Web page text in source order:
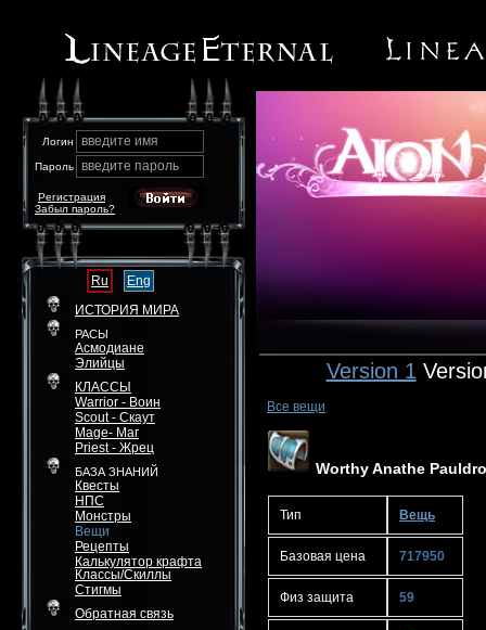
Логин введите имя
Пароль введите пароль
Забыл пароль?
Регистрация
Ru
Eng
ИСТОРИЯ МИРА
РАСЫ
Асмодиане
Элийцы
КЛАССЫ
Warrior - Воин
Scout - Скаут
Mage- Маг
Priest - Жрец
БАЗА ЗНАНИЙ
Квесты
НПС
Монстры
Вещи
Рецепты
Калькулятор крафта
Классы/Скиллы
Стигмы
Обратная связь
Version 1
Все вещи
Worthy Anathe
Тип Вещь
Базовая цена 717950
Физ защита 59